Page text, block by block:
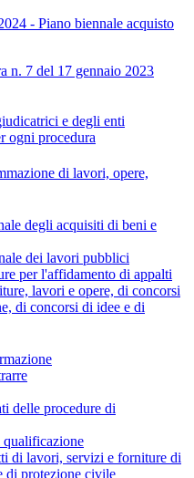
- Piano biennale acquisto
n. 7 del 17 gennaio 2023
e degli enti
ogni procedura
di lavori, opere,
degli acquisiti di beni e
dei lavori pubblici
per l'affidamento di appalti
lavori e opere, di concorsi
di concorsi di idee e di
delle procedure di
qualificazione
di lavori, servizi e forniture di
di protezione civile